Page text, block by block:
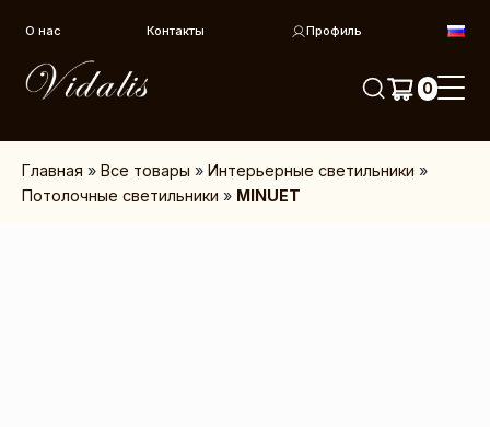
О нас Контакты Профиль
0
Главная »Все товары »Интерьерные светильники »
Потолочные светильники » MINUET